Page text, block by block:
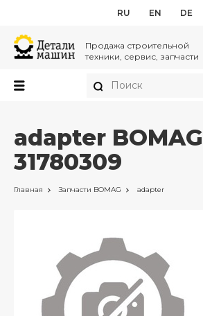
RU EN DE
Продажа строительной
техники, сервис, запчасти
adapter BOMAG
31780309
Главная Запчасти BOMAG adapter